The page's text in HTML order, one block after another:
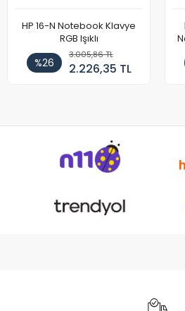
HP 16-N Notebook Klavye
RGB Işıklı
%26
3.005,86 TL
2.226,35 TL